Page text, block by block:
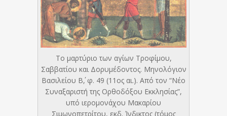
Το μαρτύριο των αγίων Τροφίμου,
Σαββατίου και Δορυμέδοντος. Μηνολόγιον
Βασιλείου Β΄, φ. 49 (11ος αι.). Από τον “Νέο
Συναξαριστή της Ορθοδόξου Εκκλησίας”,
υπό ιερομονάχου Μακαρίου
Σιμωνοπετρίτου, εκδ. Ίνδικτος (τόμος